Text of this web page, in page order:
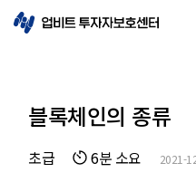
블록체인의 종류
초급 6분 소요 2021-